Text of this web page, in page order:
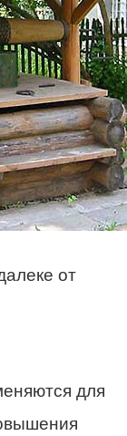
от
для